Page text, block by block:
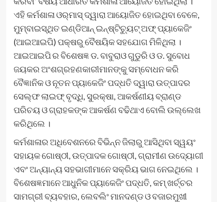
ଏହି କର୍ମଶାଳା ଓର୍‌ମାସ୍ ଦ୍ୱାରା ଆୟୋଜିତ ହୋଇଥିବା ବେଳେ,
ମୁମ୍ବାଇସ୍ଥିତ ଇଣ୍ଡିଆନ୍ ଇନ୍‌ଷ୍ଟିଚ୍ୟୁଟ୍ ଅଫ୍ ପ୍ୟାକେଜିଂ
(ଆଇଆଇପି) ପକ୍ଷରୁ ବୈଷୟିକ ସହଯୋଗ ମିଳିଥିଲା ।
ଆଇଆଇପି ର ବିଶେଷଜ୍ଞ ଡ. ବାବୁରାଓ ଗୁଡୁରି ଓ ଡ. ସୁବୋଧ
ଜୟକର ଅଂଶଗ୍ରହଣକାରୀମାନଙ୍କୁ ସମ୍ବୋଧନ କରି
ବୈଜ୍ଞାନିକ ଓ ନୂତନ ପ୍ୟାକେଜିଂ ପଦ୍ଧତି ଦ୍ୱାରା ଉତ୍ପାଦର
ସେଲ୍ଫ ଲାଇଫ୍ ବୃଦ୍ଧି, ସୁରକ୍ଷା, ଆକର୍ଷଣୀୟ ବ୍ରାଣ୍ଡ
ପରିଚୟ ଓ ଗ୍ରାହକଙ୍କ ଆକର୍ଷଣ ବଢିଥାଏ ବୋଲି ଉଲ୍ଲେଖ
କରିଥିଲେ ।
କର୍ମଶାଳାର ଅଧିବେଶନରେ ବିଭିନ୍ନ ଜିଲାରୁ ଆସିଥିବା ସ୍ୱୟଂ
ସହାୟକ ଗୋଷ୍ଠୀ, ଉତ୍ପାଦକ ଗୋଷ୍ଠୀ, ଗ୍ରାମୀଣ ଉଦ୍ୟୋଗୀ
ଏବଂ ଅନ୍ୟାନ୍ୟ ସହଭାଗୀମାନେ ସକ୍ରିୟ ଭାଗ ନେଇଥିଲେ ।
ବିଶେଷଜ୍ଞମାନେ ଆଧୁନିକ ପ୍ୟାକେଜିଂ ପଦ୍ଧତି, କମ୍ ଖର୍ଚ୍ଚର
ସାମଗ୍ରୀ ବ୍ୟବହାର, ଲେବଲିଂ ମାନଦଣ୍ଡ ଓ ବଜାରମୁଖୀ